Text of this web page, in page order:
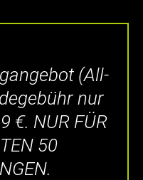
(All-
nur
€. NUR FÜR
50